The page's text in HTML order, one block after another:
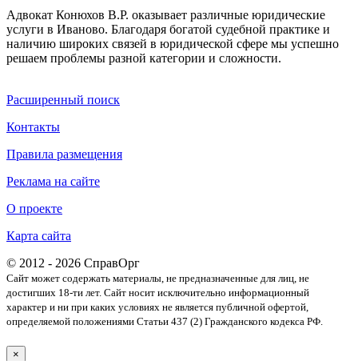
Адвокат Конюхов В.Р. оказывает различные юридические
услуги в Иваново. Благодаря богатой судебной практике и
наличию широких связей в юридической сфере мы успешно
решаем проблемы разной категории и сложности.
Расширенный поиск
Контакты
Правила размещения
Реклама на сайте
О проекте
Карта сайта
© 2012 - 2026 СправОрг
Сайт может содержать материалы, не предназначенные для лиц, не
достигших 18-ти лет. Cайт носит исключительно информационный
характер и ни при каких условиях не является публичной офертой,
определяемой положениями Статьи 437 (2) Гражданского кодекса РФ.
×